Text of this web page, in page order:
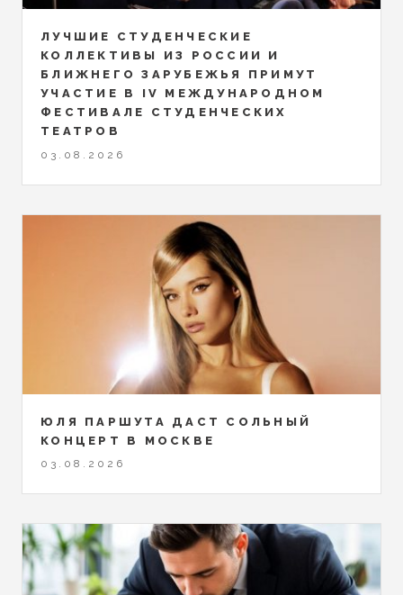
ЛУЧШИЕ СТУДЕНЧЕСКИЕ
КОЛЛЕКТИВЫ ИЗ РОССИИ И
БЛИЖНЕГО ЗАРУБЕЖЬЯ ПРИМУТ
УЧАСТИЕ В IV МЕЖДУНАРОДНОМ
ФЕСТИВАЛЕ СТУДЕНЧЕСКИХ
ТЕАТРОВ
03.08.2026
ЮЛЯ ПАРШУТА ДАСТ СОЛЬНЫЙ
КОНЦЕРТ В МОСКВЕ
03.08.2026